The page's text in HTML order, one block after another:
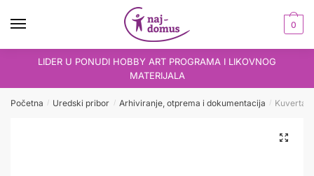
0
LIDER U PONUDI HOBBY ART PROGRAMA I LIKOVNOG
MATERIJALA
Početna / Uredski pribor / Arhiviranje, otprema i dokumentacija / Kuverta